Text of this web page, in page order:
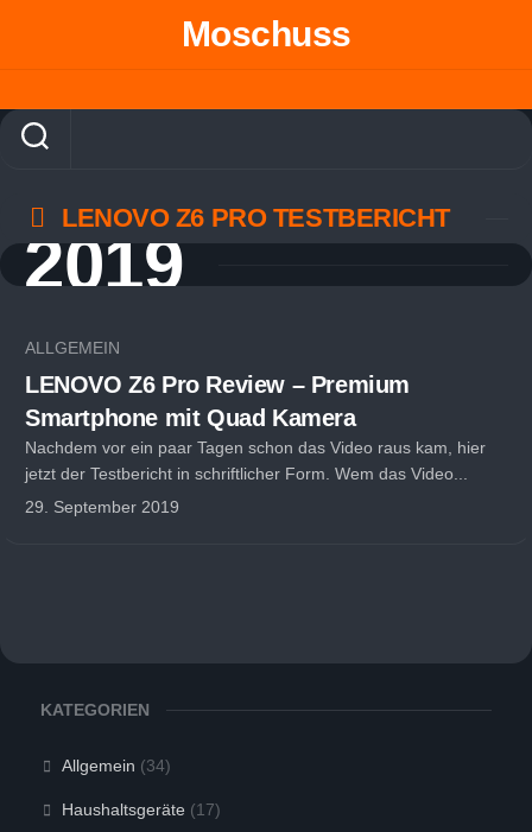
Moschuss
LENOVO Z6 PRO TESTBERICHT
2019
ALLGEMEIN
LENOVO Z6 Pro Review – Premium
Smartphone mit Quad Kamera
Nachdem vor ein paar Tagen schon das Video raus kam, hier
jetzt der Testbericht in schriftlicher Form. Wem das Video...
29. September 2019
KATEGORIEN
Allgemein (34)
Haushaltsgeräte (17)